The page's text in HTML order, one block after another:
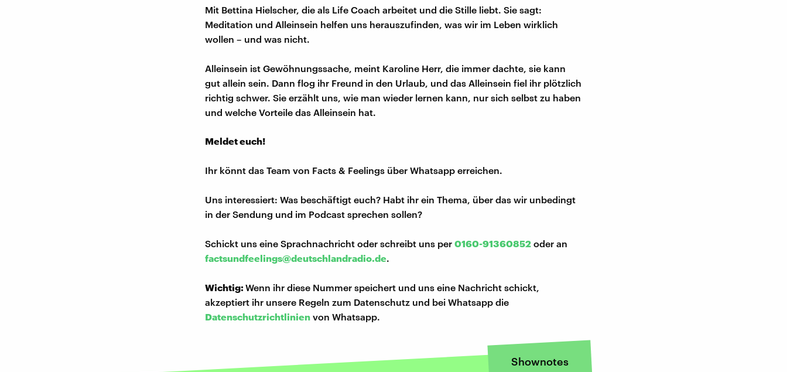
Mit Bettina Hielscher, die als Life Coach arbeitet und die Stille liebt. Sie sagt:
Meditation und Alleinsein helfen uns herauszufinden, was wir im Leben wirklich
wollen – und was nicht.
Alleinsein ist Gewöhnungssache, meint Karoline Herr, die immer dachte, sie kann
gut allein sein. Dann flog ihr Freund in den Urlaub, und das Alleinsein fiel ihr plötzlich
richtig schwer. Sie erzählt uns, wie man wieder lernen kann, nur sich selbst zu haben
und welche Vorteile das Alleinsein hat.
Meldet euch!
Ihr könnt das Team von Facts & Feelings über Whatsapp erreichen.
Uns interessiert: Was beschäftigt euch? Habt ihr ein Thema, über das wir unbedingt
in der Sendung und im Podcast sprechen sollen?
Schickt uns eine Sprachnachricht oder schreibt uns per 0160-91360852 oder an
factsundfeelings@deutschlandradio.de.
Wichtig:Wenn ihr diese Nummer speichert und uns eine Nachricht schickt,
akzeptiert ihr unsere Regeln zum Datenschutz und bei Whatsapp die
Datenschutzrichtlinien von Whatsapp.
Shownotes